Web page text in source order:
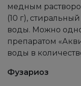
медным
(10 г),
воды. Можно
препаратом
воды в
Фузариоз